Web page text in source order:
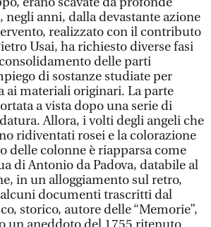
negli anni, dalla devastante azione
realizzato con il contributo
Usai, ha richiesto diverse fasi
delle parti
di sostanze studiate per
ai materiali originari. La parte
a vista dopo una serie di
Allora, i volti degli angeli che
ridiventati rosei e la colorazione
delle colonne è riapparsa come
di Antonio da Padova, databile al
in un alloggiamento sul retro,
documenti trascritti dal
storico, autore delle “Memorie”,